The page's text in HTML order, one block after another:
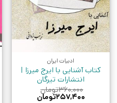
ادبیات ایران
کتاب آشنایی با ایرج میرزا |
انتشارات تیرگان
۳۶۰,۰۰۰تومان
قیمت
۲۵۷,۴۰۰تومان